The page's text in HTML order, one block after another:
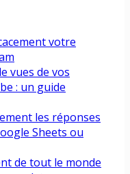
votre
vues de vos
: un guide
les réponses
Sheets ou
de tout le monde